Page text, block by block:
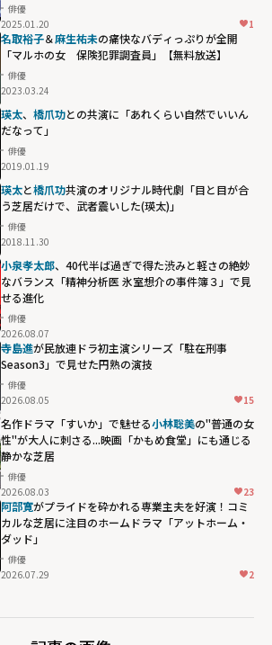
俳優
2025.01.20
1
名取裕子＆麻生祐未の痛快なバディっぷりが全開
「マルホの女 保険犯罪調査員」【無料放送】
俳優
2023.03.24
瑛太、 橋爪功との共演に「あれくらい自然でいいん
だなって」
俳優
2019.01.19
瑛太と橋爪功共演のオリジナル時代劇「目と目が合
う芝居だけで、武者震いした(瑛太)」
俳優
2018.11.30
小泉孝太郎、40代半ば過ぎで得た渋みと軽さの絶妙
なバランス「精神分析医 氷室想介の事件簿３」で見
せる進化
俳優
2026.08.07
寺島進が民放連ドラ初主演シリーズ「駐在刑事
Season3」で見せた円熟の演技
俳優
2026.08.05
15
名作ドラマ「すいか」で魅せる小林聡美の"普通の女
性"が大人に刺さる...映画「かもめ食堂」にも通じる
静かな芝居
俳優
2026.08.03
23
阿部寛がプライドを砕かれる専業主夫を好演！コミ
カルな芝居に注目のホームドラマ「アットホーム・
ダッド」
俳優
2026.07.29
2